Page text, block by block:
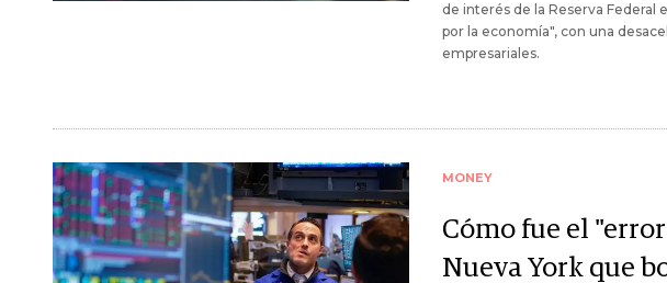
de interés de la Reserva Federal
por la economía", con una
empresariales.
MONEY
Cómo fue el
Nueva York que